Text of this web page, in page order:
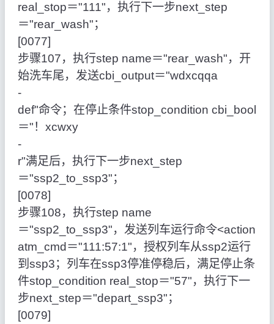
real_stop＝"111"，执行下一步next_step
＝"rear_wash"；
[0077]
步骤107，执行step name＝"rear_wash"，开
始洗车尾，发送cbi_output＝"wdxcqqa
‑
def"命令；在停止条件stop_condition cbi_bool
＝"！xcwxy
‑
r"满足后，执行下一步next_step
＝"ssp2_to_ssp3"；
[0078]
步骤108，执行step name
＝"ssp2_to_ssp3"，发送列车运行命令<action
atm_cmd＝"111:57:1"，授权列车从ssp2运行
到ssp3；列车在ssp3停准停稳后，满足停止条
件stop_condition real_stop＝"57"，执行下一
步next_step＝"depart_ssp3"；
[0079]